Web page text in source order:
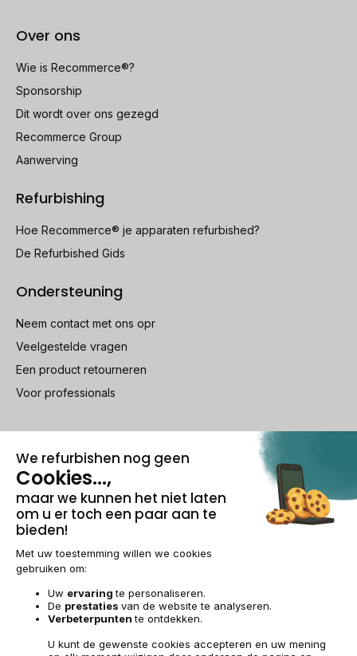
Over ons
Wie is Recommerce®?
Sponsorship
Dit wordt over ons gezegd
Recommerce Group
Aanwerving
Refurbishing
Hoe Recommerce® je apparaten refurbished?
De Refurbished Gids
Ondersteuning
Neem contact met ons opr
Veelgestelde vragen
Een product retourneren
Voor professionals
100% beveiligde betaling
Wettelijke vermeldingen & AGBeheer van cookies
Algemene verkoopvoorwaarden
Toegankelijkheid